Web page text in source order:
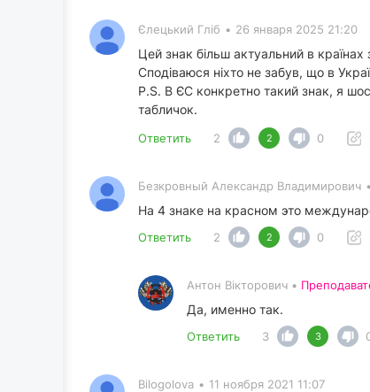
Єлецький Гліб • 26 января 2025 21:20
Цей знак більш актуальний в країнах
Сподіваюся ніхто не забув, що в
P.S. В ЄС конкретно такий знак, я
табличок.
Ответить 2 2 0
Безкровный Александр Владимирович •
На 4 знаке на красном это
Ответить 2 2 0
Антон Вікторович •
Да, именно так.
Ответить 3 3
Bilogolova • 11 ноября 2021 11:07